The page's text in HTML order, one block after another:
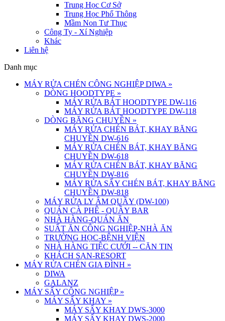
Trung Học Cơ Sở
Trung Học Phổ Thông
Mầm Non Tư Thục
Công Ty - Xí Nghiệp
Khác
Liên hệ
Danh mục
MÁY RỬA CHÉN CÔNG NGHIỆP DIWA »
DÒNG HOODTYPE »
MÁY RỬA BÁT HOODTYPE DW-116
MÁY RỬA BÁT HOODTYPE DW-118
DÒNG BĂNG CHUYỀN »
MÁY RỬA CHÉN BÁT, KHAY BĂNG
CHUYỀN DW-616
MÁY RỬA CHÉN BÁT, KHAY BĂNG
CHUYỀN DW-618
MÁY RỬA CHÉN BÁT, KHAY BĂNG
CHUYỀN DW-816
MÁY RỬA SẤY CHÉN BÁT, KHAY BĂNG
CHUYỀN DW-818
MÁY RỬA LY ÂM QUẦY (DW-100)
QUÁN CÀ PHÊ - QUẦY BAR
NHÀ HÀNG-QUÁN ĂN
SUẤT ĂN CÔNG NGHIỆP-NHÀ ĂN
TRƯỜNG HỌC-BỆNH VIỆN
NHÀ HÀNG TIỆC CƯỚI -- CĂN TIN
KHÁCH SẠN-RESORT
MÁY RỬA CHÉN GIA ĐÌNH »
DIWA
GALANZ
MÁY SẤY CÔNG NGHIỆP »
MÁY SẤY KHAY »
MÁY SẤY KHAY DWS-3000
MÁY SẤY KHAY DWS-2000